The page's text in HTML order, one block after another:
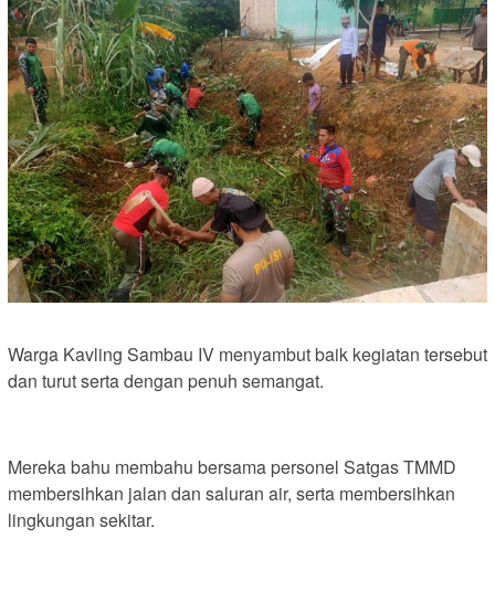
Warga Kavling Sambau IV menyambut baik kegiatan tersebut
dan turut serta dengan penuh semangat.
Mereka bahu membahu bersama personel Satgas TMMD
membersihkan jalan dan saluran air, serta membersihkan
lingkungan sekitar.